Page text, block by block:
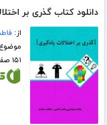
دانلود کتاب گذری بر
از:
۱۵۱ صفحه